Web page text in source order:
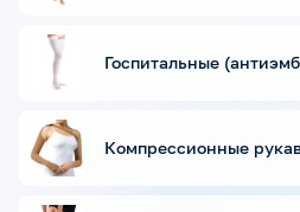
Госпитальные
Компрессионные